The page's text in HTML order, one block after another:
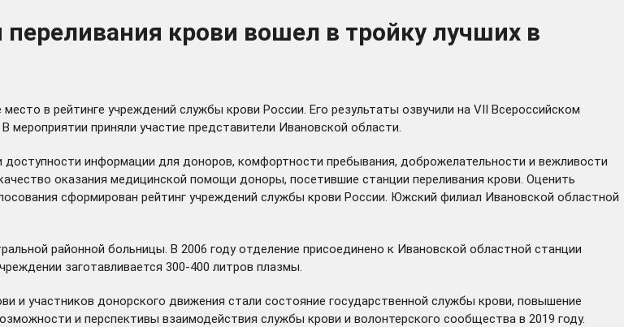
крови вошел в тройку лучших в
в рейтинге учреждений службы крови России. Его результаты озвучили на VII Всероссийском
приняли участие представители Ивановской области.
информации для доноров, комфортности пребывания, доброжелательности и вежливости
оказания медицинской помощи доноры, посетившие станции переливания крови. Оценить
сформирован рейтинг учреждений службы крови России. Южский филиал Ивановской областной
районной больницы. В 2006 году отделение присоединено к Ивановской областной станции
заготавливается 300-400 литров плазмы.
участников донорского движения стали состояние государственной службы крови, повышение
и перспективы взаимодействия службы крови и волонтерского сообщества в 2019 году.